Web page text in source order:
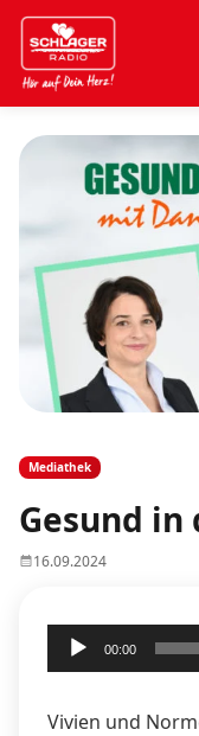
Mediathek
Gesund in
16.09.2024
Audio-
Player
00:00
Vivien und